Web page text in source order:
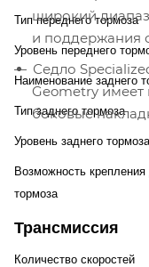
широкий
и поддержания
Седло
Geometry
боковые
Тип переднего тормоза
Уровень переднего
Наименование заднего
Тип заднего тормоза
Уровень заднего тормоза
Возможность крепления
тормоза
Трансмиссия
Количество скоростей